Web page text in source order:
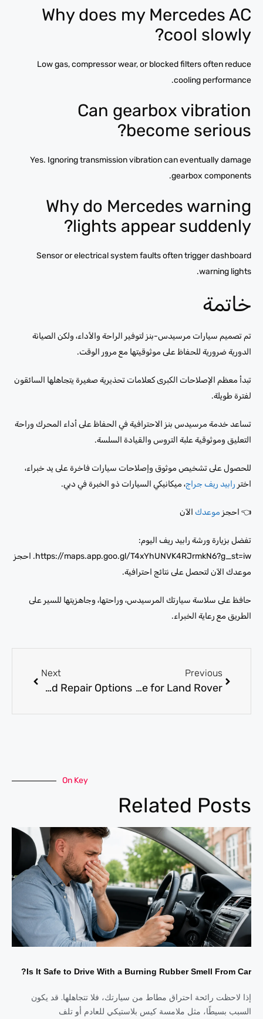
Why does my Mercedes AC
cool slowly?
Low gas, compressor wear, or blocked filters often reduce
cooling performance.
Can gearbox vibration
become serious?
Yes. Ignoring transmission vibration can eventually damage
gearbox components.
Why do Mercedes warning
lights appear suddenly?
Sensor or electrical system faults often trigger dashboard
warning lights.
خاتمة
تم تصميم سيارات مرسيدس-بنز لتوفير الراحة والأداء، ولكن الصيانة
الدورية ضرورية للحفاظ على موثوقيتها مع مرور الوقت.
تبدأ معظم الإصلاحات الكبرى كعلامات تحذيرية صغيرة يتجاهلها السائقون
لفترة طويلة.
تساعد خدمة مرسيدس بنز الاحترافية في الحفاظ على أداء المحرك وراحة
التعليق وموثوقية علبة التروس والقيادة السلسة.
للحصول على تشخيص موثوق وإصلاحات سيارات فاخرة على يد خبراء،
اختر رابيد ريف جراج، ميكانيكي السيارات ذو الخبرة في دبي.
👈 احجز موعدك الآن
تفضل بزيارة ورشة رابيد ريف اليوم:
https://maps.app.goo.gl/T4xYhUNVK4RJrmkN6?g_st=iw. احجز
موعدك الآن لتحصل على نتائج احترافية.
حافظ على سلاسة سيارتك المرسيدس، وراحتها، وجاهزيتها للسير على
الطريق مع رعاية الخبراء.
Previous
Land Rover Garage near me for Trusted Local Service for Land Rover
Next
BMW Service Center Dubai: Complete Maintenance, Diagnostics, and Repair Options
On Key
Related Posts
Is It Safe to Drive With a Burning Rubber Smell From Car?
إذا لاحظت رائحة احتراق مطاط من سيارتك، فلا تتجاهلها. قد يكون
السبب بسيطًا، مثل ملامسة كيس بلاستيكي للعادم أو تلف